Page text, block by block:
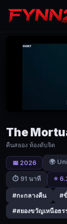
The
Mortuary
(2026)
ดับจิต
Fynn24
เรื่อง
ราว
ของ
เบค
The
คืนสยอง ห้องดับจิต
📅 2026 🌍
⏱ 91 นาที ⭐
#กะกลางคืน #
#สยองขวัญเหนือธร